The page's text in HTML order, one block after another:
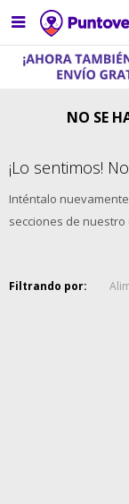

NO SE
¡Lo sentimos!
Inténtalo
secciones de nuestro
Filtrando por: